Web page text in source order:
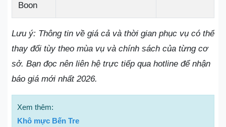
Boon
Lưu ý: Thông tin về giá cả và thời gian phục vụ có thể
thay đổi tùy theo mùa vụ và chính sách của từng cơ
sở. Bạn đọc nên liên hệ trực tiếp qua hotline để nhận
báo giá mới nhất 2026.
Xem thêm:
Khô mực Bến Tre